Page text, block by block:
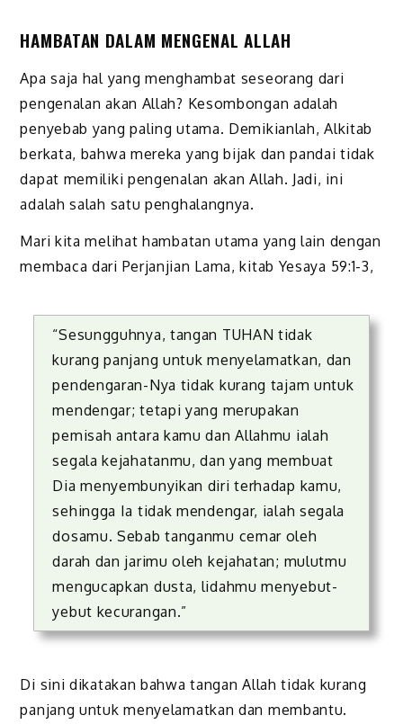
HAMBATAN DALAM MENGENAL ALLAH
Apa saja hal yang menghambat seseorang dari
pengenalan akan Allah? Kesombongan adalah
penyebab yang paling utama. Demikianlah, Alkitab
berkata, bahwa mereka yang bijak dan pandai tidak
dapat memiliki pengenalan akan Allah. Jadi, ini
adalah salah satu penghalangnya.
Mari kita melihat hambatan utama yang lain dengan
membaca dari Perjanjian Lama, kitab Yesaya 59:1-3,
“Sesungguhnya, tangan TUHAN tidak
kurang panjang untuk menyelamatkan, dan
pendengaran-Nya tidak kurang tajam untuk
mendengar; tetapi yang merupakan
pemisah antara kamu dan Allahmu ialah
segala kejahatanmu, dan yang membuat
Dia menyembunyikan diri terhadap kamu,
sehingga Ia tidak mendengar, ialah segala
dosamu. Sebab tanganmu cemar oleh
darah dan jarimu oleh kejahatan; mulutmu
mengucapkan dusta, lidahmu menyebut-
yebut kecurangan.”
Di sini dikatakan bahwa tangan Allah tidak kurang
panjang untuk menyelamatkan dan membantu.